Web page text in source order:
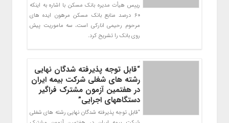
رییس هیأت مدیره بانک مسکن با اشاره به اینکه
۶۰ درصد منابع بانک مسکن مرهون ایده های
مرحوم رحیمی انارکی است، سه ماموریت پیش
روی بانک را تشریح کرد.
“قابل توجه پذیرفته شدگان نهایی
رشته های شغلی شرکت بیمه ایران
در هفتمین آزمون مشترک فراگیر
دستگاههای اجرایی”
"قابل توجه پذیرفته شدگان نهایی رشته های شغلی